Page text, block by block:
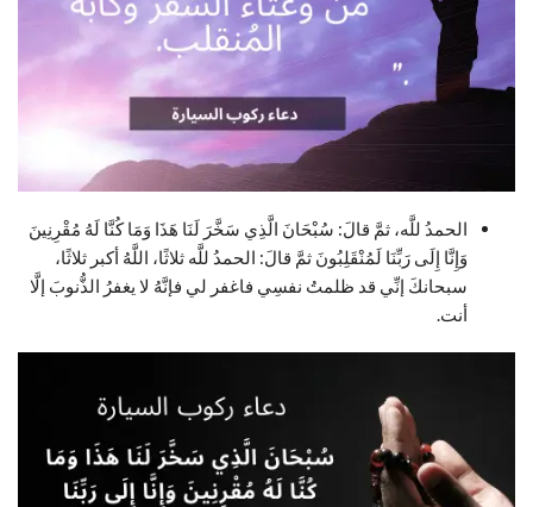
الحمدُ للَّه، ثمَّ قالَ: سُبْحَانَ الَّذِي سَخَّرَ لَنَا هَذَا وَمَا كُنَّا لَهُ مُقْرِنِينَ
وَإِنَّا إِلَى رَبِّنَا لَمُنْقَلِبُونَ ثمَّ قالَ: الحمدُ للَّه ثلاثًا، اللَّهُ أكبر ثلاثًا،
سبحانكَ إنِّي قد ظلمتُ نفسِي فاغفر لي فإنَّهُ لا يغفرُ الذُّنوبَ إلَّا
أنت.